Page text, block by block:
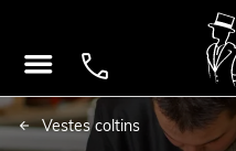
 
Vestes coltins